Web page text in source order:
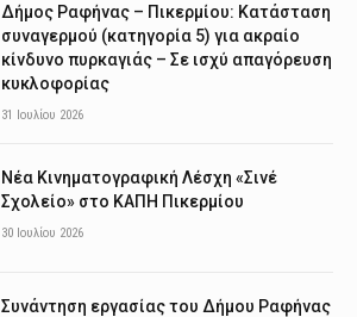
Δήμος Ραφήνας – Πικερμίου: Κατάσταση
συναγερμού (κατηγορία 5) για ακραίο
κίνδυνο πυρκαγιάς – Σε ισχύ απαγόρευση
κυκλοφορίας
31 Ιουλίου 2026
Νέα Κινηματογραφική Λέσχη «Σινέ
Σχολείο» στο ΚΑΠΗ Πικερμίου
30 Ιουλίου 2026
Συνάντηση εργασίας του Δήμου Ραφήνας